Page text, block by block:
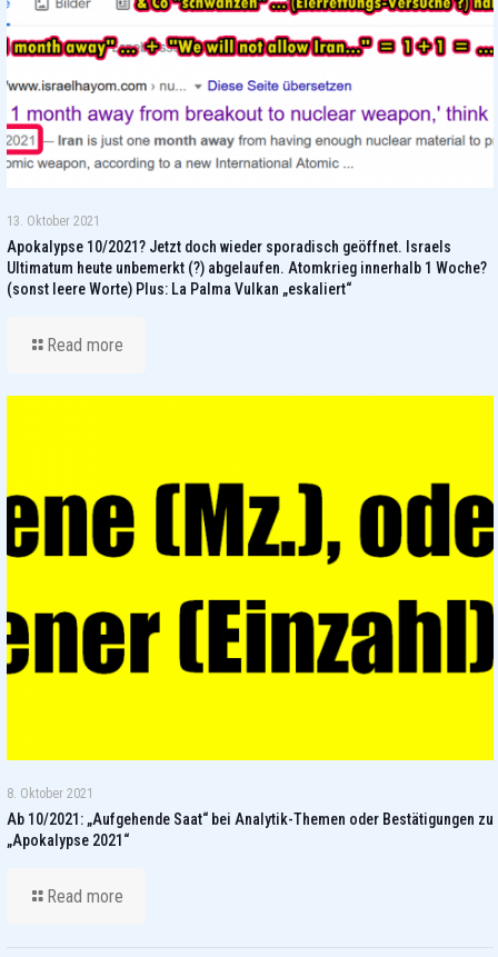
13. Oktober 2021
Apokalypse 10/2021? Jetzt doch wieder sporadisch geöffnet. Israels
Ultimatum heute unbemerkt (?) abgelaufen. Atomkrieg innerhalb 1 Woche?
(sonst leere Worte) Plus: La Palma Vulkan „eskaliert“
Read more
8. Oktober 2021
Ab 10/2021: „Aufgehende Saat“ bei Analytik-Themen oder Bestätigungen zu
„Apokalypse 2021“
Read more